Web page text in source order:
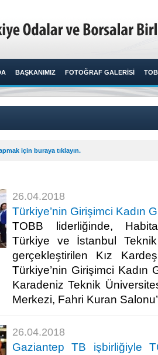
BAŞKANIMIZ FOTOĞRAF GALERİSİ
için buraya tıklayın.
26.04.2018
Türkiye’nin Girişimci Kadın
TOBB liderliğinde,
Türkiye ve İstanbul
gerçekleştirilen Kız
Türkiye’nin Girişimci Kadın
Karadeniz Teknik
Merkezi, Fahri Kuran
26.04.2018
Gaziantep TB işbirliğiyle